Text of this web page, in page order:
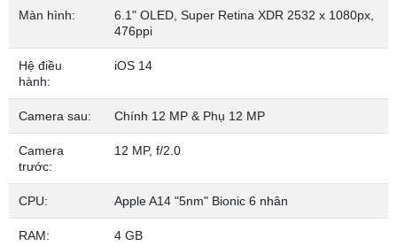
lại vuông vức theo dạng "box" như trên iPad Pro hoặc iPhone 5.
Viền vẫn được làm bằng hợp kim nhôm series 7000 và 2 mặt kính
(từ nay không cần dán màn hình nữa), để đảm bảo mặt kính trước
cứng cáp hơn và đỡ phải bị xước hơn.
rất đẹp.
Màn hình:
6.1" OLED, Super Retina XDR 2532 x 1080px,
476ppi
Hệ điều
hành:
iOS 14
Camera sau: Chính 12 MP & Phụ 12 MP
Camera
trước:
12 MP, f/2.0
CPU: Apple A14 "5nm" Bionic 6 nhân
RAM: 4 GB